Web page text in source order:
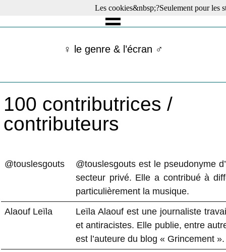
☰ Menu
Films récents
Tribunes
Archives
♀ le genre & l’écran ♂
100 contributrices /
contributeurs
@touslesgouts
@touslesgouts est le pseudonyme
secteur privé. Elle a contribué à
particulièrement la musique.
Alaouf Leïla
Leïla Alaouf est une journaliste
et antiracistes. Elle publie, entre
est l’auteure du blog « Grincement ».
Les cookies&nbsp;?Seulement pour les